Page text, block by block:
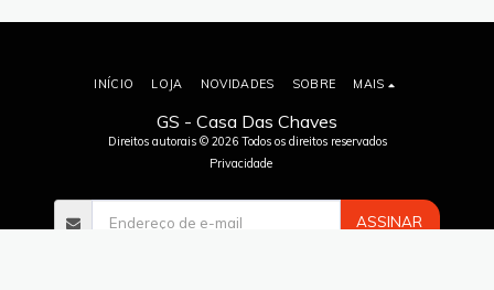
GS - Casa Das Chaves
Direitos autorais © 2026 Todos os direitos reservados
Privacidade
INÍCIO LOJA NOVIDADES SOBRE MAIS
ASSINAR